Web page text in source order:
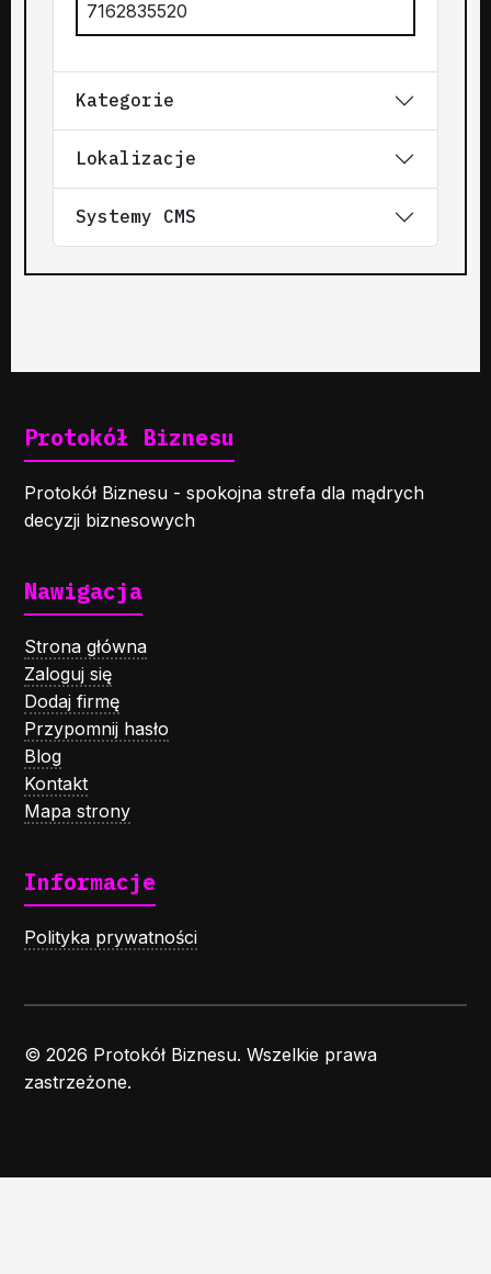
7162835520
Kategorie
Lokalizacje
Systemy CMS
Protokół Biznesu
Protokół Biznesu - spokojna strefa dla mądrych
decyzji biznesowych
Nawigacja
Strona główna
Zaloguj się
Dodaj firmę
Przypomnij hasło
Blog
Kontakt
Mapa strony
Informacje
Polityka prywatności
© 2026 Protokół Biznesu. Wszelkie prawa
zastrzeżone.